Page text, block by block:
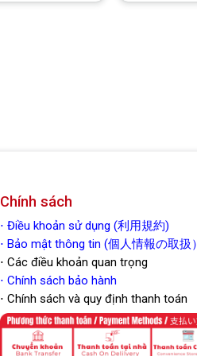
Yêu thích
Chính sách
⋅ Điều khoản sử dụng (利用規約)
⋅ Bảo mật thông tin (個人情報の取扱）
⋅ Các điều khoản quan trọng
⋅ Chính sách bảo hành
⋅ Chính sách và quy định thanh toán